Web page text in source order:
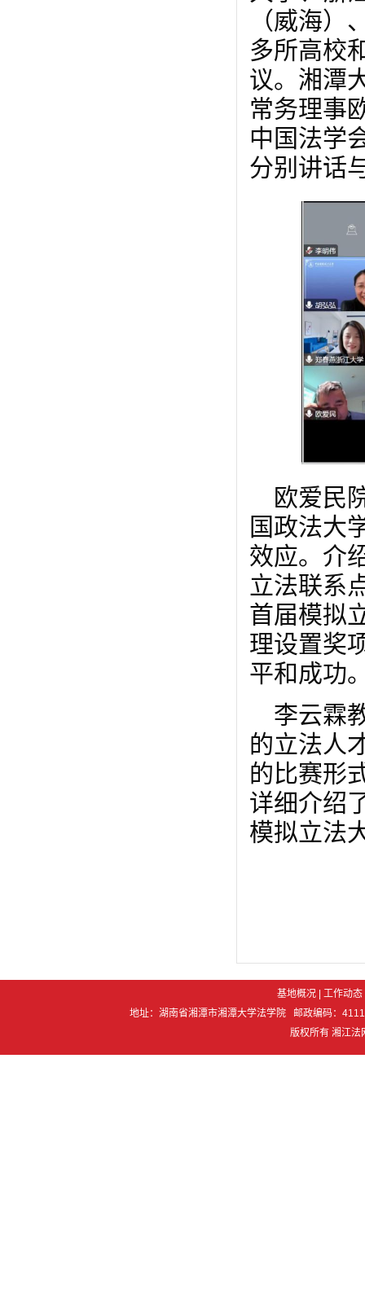
（威海
多所高校
议。湘潭
常务理事
中国法学
分别讲话
欧爱民
国政法大
效应。介
立法联系
首届模拟
理设置奖
平和成功
李云霖
的立法人
的比赛形
详细介绍
模拟立法
基地概况 |工作动态
地址：湖南省湘潭市湘潭大学法学院 邮政编码：
版权所有 湘江